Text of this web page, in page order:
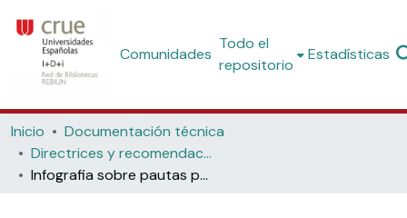
Comunidades
Todo el
repositorio
Estadísticas
Inicio
Documentación técnica
Directrices y recomendaciones
Infografia sobre pautas para la utilización de obras en dominio público en España y en otros paises